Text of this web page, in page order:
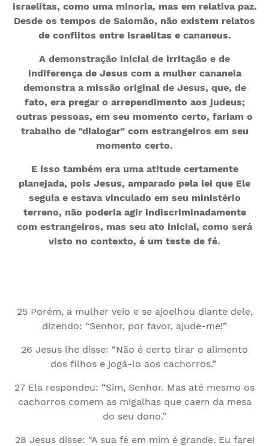
israelitas, como uma minoria, mas em relativa paz.
Desde os tempos de Salomão, não existem relatos
de conflitos entre israelitas e cananeus.
A demonstração inicial de irritação e de
indiferença de Jesus com a mulher cananeia
demonstra a missão original de Jesus, que, de
fato, era pregar o arrependimento aos judeus;
outras pessoas, em seu momento certo, fariam o
trabalho de "dialogar" com estrangeiros em seu
momento certo.
E isso também era uma atitude certamente
planejada, pois Jesus, amparado pela lei que Ele
seguia e estava vinculado em seu ministério
terreno, não poderia agir indiscriminadamente
com estrangeiros, mas seu ato inicial, como será
visto no contexto, é um teste de fé.
25 Porém, a mulher veio e se ajoelhou diante dele,
dizendo: “Senhor, por favor, ajude-me!”
26 Jesus lhe disse: “Não é certo tirar o alimento
dos filhos e jogá-lo aos cachorros.”
27 Ela respondeu: “Sim, Senhor. Mas até mesmo os
cachorros comem as migalhas que caem da mesa
do seu dono.”
28 Jesus disse: “A sua fé em mim é grande. Eu farei